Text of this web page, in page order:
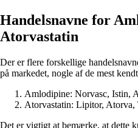
Handelsnavne for
Atorvastatin
Der er flere forskellige
på markedet, nogle af de mest
Amlodipine: Norvasc, Istin,
Atorvastatin: Lipitor, Atorva,
Det er vigtigt at bemærke, at dette